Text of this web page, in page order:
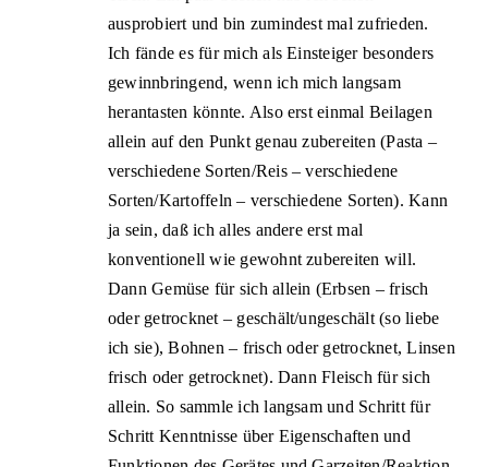
ausprobiert und bin zumindest mal zufrieden.
Ich fände es für mich als Einsteiger besonders
gewinnbringend, wenn ich mich langsam
herantasten könnte. Also erst einmal Beilagen
allein auf den Punkt genau zubereiten (Pasta –
verschiedene Sorten/Reis – verschiedene
Sorten/Kartoffeln – verschiedene Sorten). Kann
ja sein, daß ich alles andere erst mal
konventionell wie gewohnt zubereiten will.
Dann Gemüse für sich allein (Erbsen – frisch
oder getrocknet – geschält/ungeschält (so liebe
ich sie), Bohnen – frisch oder getrocknet, Linsen
frisch oder getrocknet). Dann Fleisch für sich
allein. So sammle ich langsam und Schritt für
Schritt Kenntnisse über Eigenschaften und